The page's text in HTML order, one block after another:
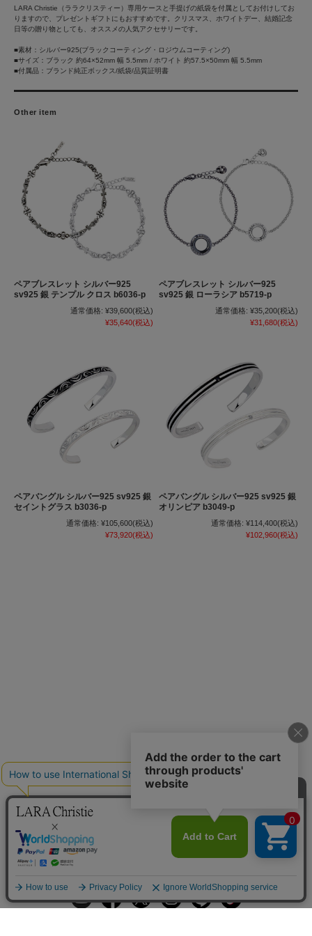
LARA Christie（ララクリスティー）専用ケースと手提げの紙袋を付属としてお付けしてお
りますので、プレゼントギフトにもおすすめです。クリスマス、ホワイトデー、結婚記念
日等の贈り物としても、オススメの人気アクセサリーです。
■素材：シルバー925(ブラックコーティング・ロジウムコーティング)
■サイズ：ブラック 約64×52mm 幅 5.5mm / ホワイト 約57.5×50mm 幅 5.5mm
■付属品：ブランド純正ボックス/紙袋/品質証明書
Other item
ペアブレスレット シルバー925
sv925 銀 テンプル クロス b6036-p
通常価格: ¥39,600(税込)
¥35,640(税込)
ペアブレスレット シルバー925
sv925 銀 ローラシア b5719-p
通常価格: ¥35,200(税込)
¥31,680(税込)
ペアバングル シルバー925 sv925 銀
セイントグラス b3036-p
通常価格: ¥105,600(税込)
¥73,920(税込)
ペアバングル シルバー925 sv925 銀
オリンピア b3049-p
通常価格: ¥114,400(税込)
¥102,960(税込)